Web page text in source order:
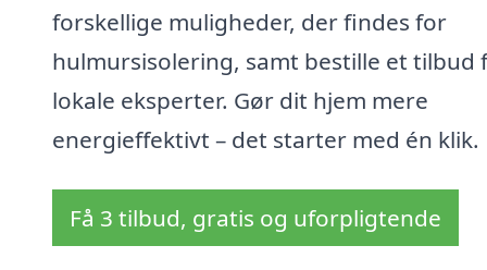
forskellige muligheder, der findes for
hulmursisolering, samt bestille et tilbud
lokale eksperter. Gør dit hjem mere
energieffektivt – det starter med én klik.
Få 3 tilbud, gratis og uforpligtende